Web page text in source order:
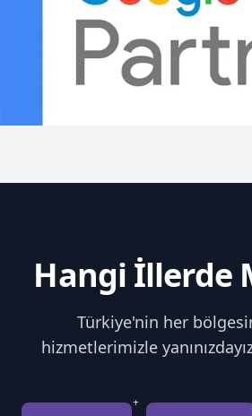
Hangi İllerde
Türkiye'nin her
hizmetlerimizle
+